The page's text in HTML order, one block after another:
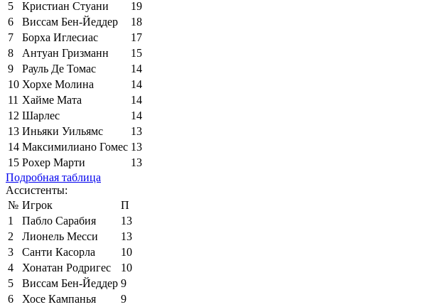
5
Кристиан Стуани
19
6
Виссам Бен-Йеддер
18
7
Борха Иглесиас
17
8
Антуан Гризманн
15
9
Рауль Де Томас
14
10 Хорхе Молина
14
11 Хайме Мата
14
12 Шарлес
14
13 Иньяки Уильямс
13
14 Максимилиано Гомес 13
15 Рохер Марти
13
Подробная таблица
Ассистенты:
№ Игрок
П
1
Пабло Сарабия
13
2
Лионель Месси
13
3
Санти Касорла
10
4
Хонатан Родригес
10
5
Виссам Бен-Йеддер 9
6
Хосе Кампанья
9